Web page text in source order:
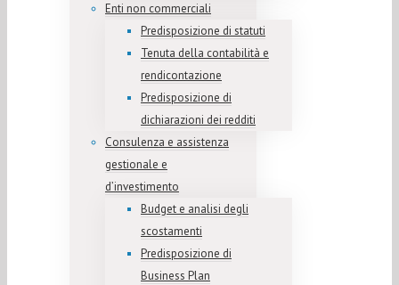
Enti non commerciali
Predisposizione di statuti
Tenuta della contabilità e
rendicontazione
Predisposizione di
dichiarazioni dei redditi
Consulenza e assistenza
gestionale e
d’investimento
Budget e analisi degli
scostamenti
Predisposizione di
Business Plan